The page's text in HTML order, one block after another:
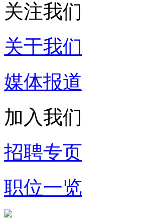
关注我们
关于我们
媒体报道
加入我们
招聘专页
职位一览